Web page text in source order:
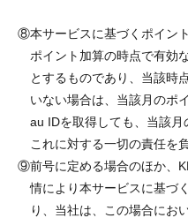
⑧本サービスに基づくポイン
ポイント加算の時点で有
とするものであり、当該時
いない場合は、当該月のポ
au IDを取得しても、当該
これに対する一切の責任を
⑨前号に定める場合のほか、
情により本サービスに基づ
り、当社は、この場合にお